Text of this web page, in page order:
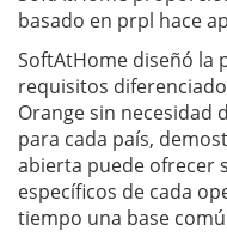
basado en prpl hace
SoftAtHome diseñó la
requisitos
Orange sin necesidad
para cada país,
abierta puede ofrecer
específicos de cada
tiempo una base